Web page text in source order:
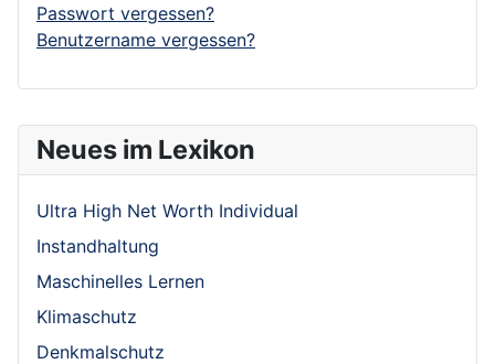
Neues im Lexikon
Ultra High Net Worth Individual
Instandhaltung
Maschinelles Lernen
Klimaschutz
Denkmalschutz
Passwort vergessen?
Benutzername vergessen?